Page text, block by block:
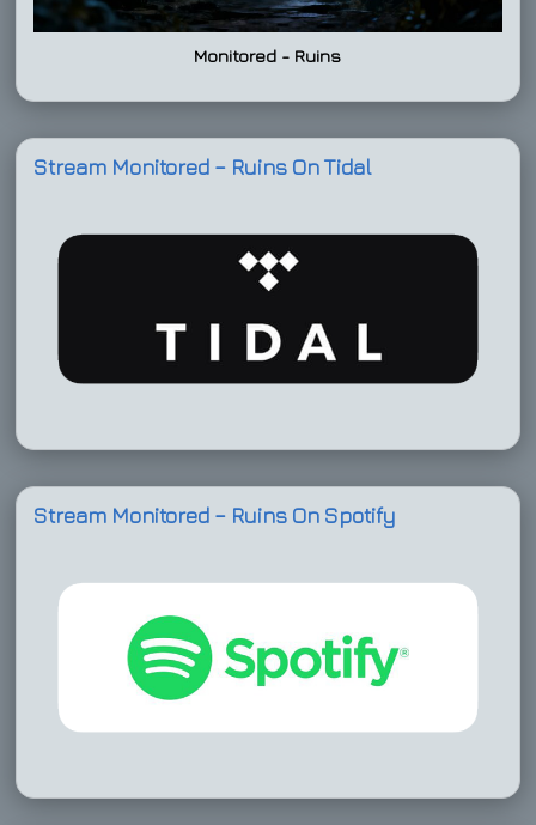
Monitored - Ruins
Stream Monitored – Ruins On Tidal
Stream Monitored – Ruins On Spotify